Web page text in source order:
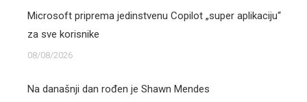
Microsoft priprema jedinstvenu Copilot „super aplikaciju“
za sve korisnike
08/08/2026
Na današnji dan rođen je Shawn Mendes